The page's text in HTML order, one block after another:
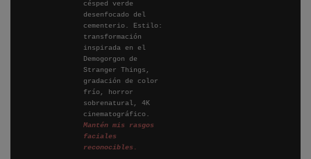
césped verde
desenfocado del
cementerio. Estilo:
transformación
inspirada en el
Demogorgon de
Stranger Things,
gradación de color
frío, horror
sobrenatural, 4K
cinematográfico.
Mantén mis rasgos
faciales
reconocibles.